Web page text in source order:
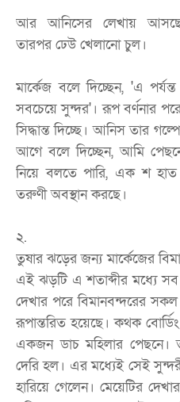
আর আনিসের লেখায়
তারপর ঢেউ খেলানো চুল।
মার্কেজ বলে দিচ্ছেন, 'এ
সবচেয়ে সুন্দর'। রূপ বর্ণনার
সিদ্ধান্ত দিচ্ছে। আনিস তার
আগে বলে দিচ্ছেন, আমি
নিয়ে বলতে পারি, এক শ
তরুণী অবস্থান করছে।
২.
তুষার ঝড়ের জন্য মার্কেজের
এই ঝড়টি এ শতাব্দীর মধ্যে
দেখার পরে বিমানবন্দরের
রূপান্তরিত হয়েছে। কথক
একজন ডাচ মহিলার পেছনে।
দেরি হল। এর মধ্যেই সেই
হারিয়ে গেলেন। মেয়েটির